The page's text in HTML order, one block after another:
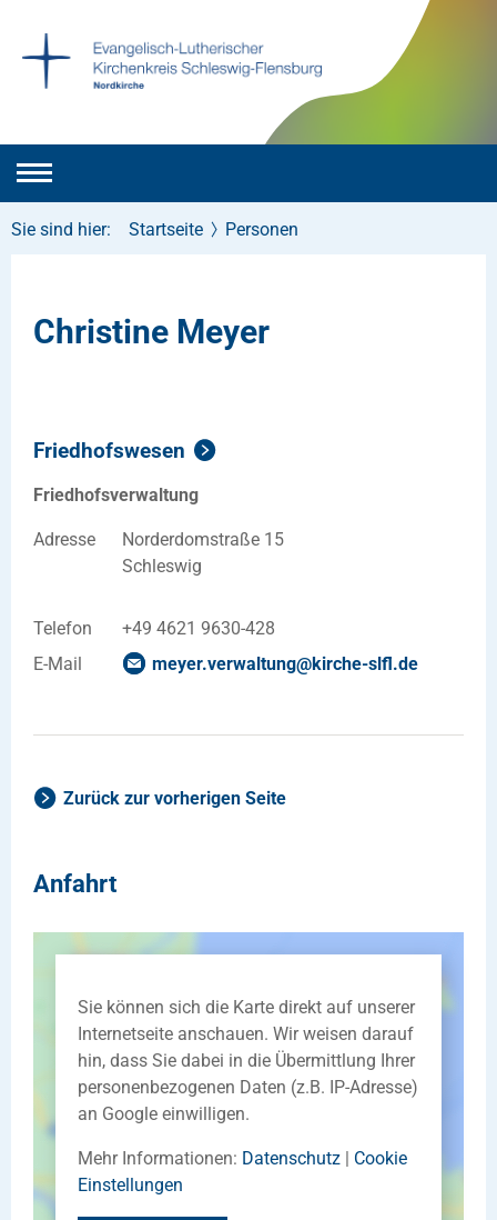
Sie sind hier: Startseite Personen
Christine Meyer
Friedhofswesen
Friedhofsverwaltung
Adresse
Norderdomstraße 15
Schleswig
Telefon
+49 4621 9630-428
E-Mail
meyer.verwaltung@kirche-slfl.de
Zurück zur vorherigen Seite
Anfahrt
Sie können sich die Karte direkt auf unserer
Internetseite anschauen. Wir weisen darauf
hin, dass Sie dabei in die Übermittlung Ihrer
personenbezogenen Daten (z.B. IP-Adresse)
an Google einwilligen.
Mehr Informationen: Datenschutz | Cookie
Einstellungen